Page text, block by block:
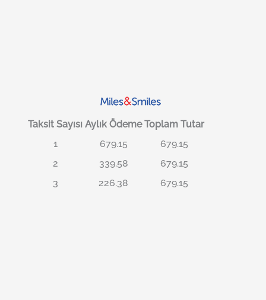
Taksit Sayısı Aylık Ödeme Toplam Tutar
1
679.15
679.15
2
339.58
679.15
3
226.38 679.15